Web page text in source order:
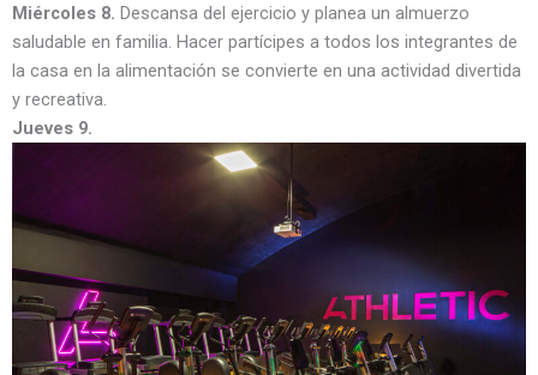
Miércoles 8. Descansa del ejercicio y planea un almuerzo
saludable en familia. Hacer partícipes a todos los integrantes de
la casa en la alimentación se convierte en una actividad divertida
y recreativa.
Jueves 9.